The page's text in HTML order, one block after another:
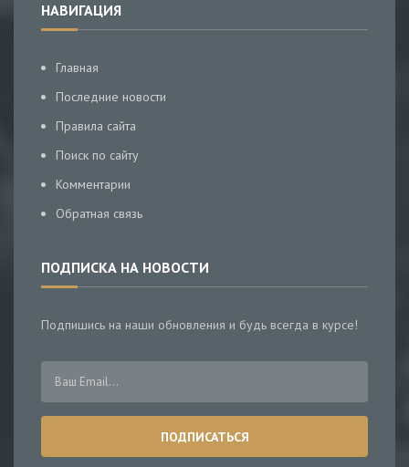
НАВИГАЦИЯ
Главная
Последние новости
Правила сайта
Поиск по сайту
Комментарии
Обратная связь
ПОДПИСКА НА НОВОСТИ
Подпишись на наши обновления и будь всегда в курсе!